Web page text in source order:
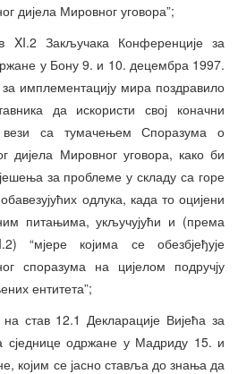
дијела Мировног уговора”;
XI.2 Закључака Конференције за
у Бону 9. и 10. децембра 1997.
за имплементацију мира поздравило
да искористи свој коначни
са тумачењем Споразума о
дијела Мировног уговора, како би
за проблеме у складу са горе
одлука, када то оцијени
питањима, укључујући и (према
“мјере којима се обезбјеђује
споразума на цијелом подручју
ентитета”;
став 12.1 Декларације Вијећа за
сједнице одржане у Мадриду 15. и
којим се јасно ставља до знања да